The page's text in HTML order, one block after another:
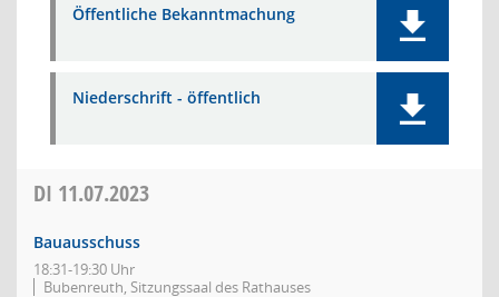
Öffentliche Bekanntmachung
Niederschrift - öffentlich
DI 11.07.2023
Bauausschuss
18:31-19:30 Uhr
Bubenreuth, Sitzungssaal des Rathauses